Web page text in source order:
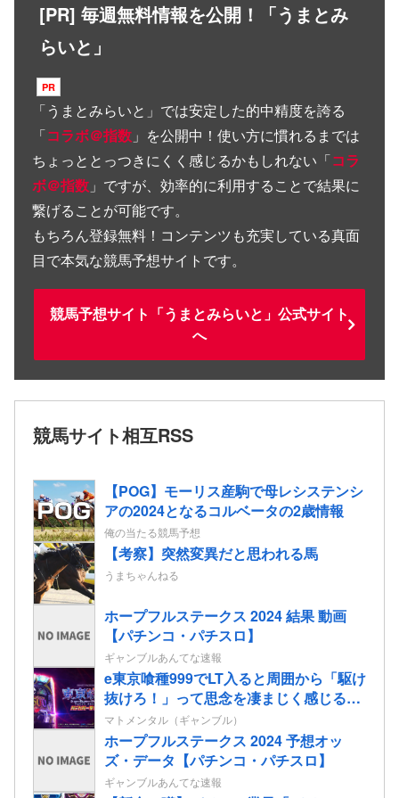
[PR] 毎週無料情報を公開！「うまとみ
らいと」
「うまとみらいと 」では安定した的中精度を誇る
「コラボ＠指数 」を公開中！使い方に慣れるまでは
ちょっととっつきにくく感じるかもしれない「コラ
ボ＠指数 」ですが、効率的に利用することで結果に
繋げることが可能です。
もちろん登録無料！コンテンツも充実している真面
目で本気な競馬予想サイトです。
競馬予想サイト「うまとみらいと」公式サイト
へ
競馬サイト相互RSS
【POG】モーリス産駒で母レシステンシ
アの2024となるコルベータの2歳情報
俺の当たる競馬予想
【考察】突然変異だと思われる馬
うまちゃんねる
ホープフルステークス 2024 結果 動画
【パチンコ・パチスロ】
ギャンブルあんてな速報
e東京喰種999でLT入ると周囲から「駆け
抜けろ！」って思念を凄まじく感じる…
マトメンタル（ギャンブル）
ホープフルステークス 2024 予想オッ
ズ・データ【パチンコ・パチスロ】
ギャンブルあんてな速報